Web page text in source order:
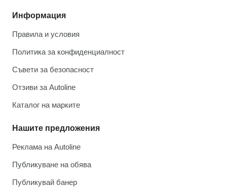
Информация
Правила и условия
Политика за конфиденциалност
Съвети за безопасност
Отзиви за Autoline
Каталог на марките
Нашите предложения
Реклама на Autoline
Публикуване на обява
Публикувай банер